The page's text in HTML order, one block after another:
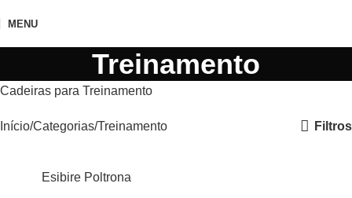
MENU
Treinamento
Cadeiras para Treinamento
Início Categorias Treinamento Filtros
Esibire Poltrona